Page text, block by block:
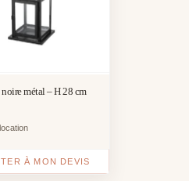
métal – H 28 cm
À MON DEVIS